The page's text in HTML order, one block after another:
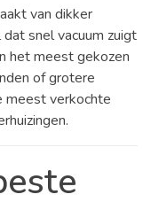
van dikker
snel vacuum zuigt
het meest gekozen
of grotere
meest verkochte